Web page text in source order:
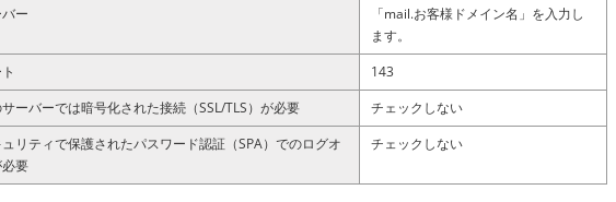
ー
「mail.お客様ドメイン名」を入力し
ます。
143
ーバーでは暗号化された接続（SSL/TLS）が必要
チェックしない
リティで保護されたパスワード認証（SPA）でのログオ
要
チェックしない